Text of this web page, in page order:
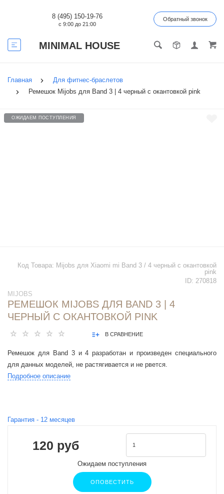
MINIMAL HOUSE
8 (495) 150-19-76
с 9:00 до 21:00
Обратный звонок
Главная
Для фитнес-браслетов
Ремешок Mijobs для Band 3 | 4 черный с окантовкой pink
ОЖИДАЕМ ПОСТУПЛЕНИЯ
Код Товара: Mijobs для Xiaomi mi Band 3 / 4 черный с окантовкой
pink
ID: 270818
MIJOBS
РЕМЕШОК MIJOBS ДЛЯ BAND 3 | 4
ЧЕРНЫЙ С ОКАНТОВКОЙ PINK
В СРАВНЕНИЕ
Ремешок для Band 3 и 4 разработан и произведен специального
для данных моделей, не растягивается и не рвется.
Подробное описание
Гарантия - 12 месяцев
120 руб
Ожидаем поступления
ОПОВЕСТИТЬ